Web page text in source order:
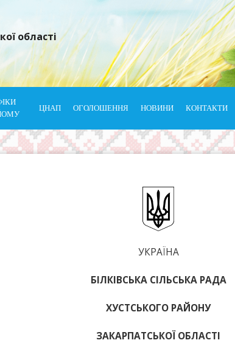
області
ЦНАП ОГОЛОШЕННЯ НОВИНИ КОНТАКТИ
УКРАЇНА
БІЛКІВСЬКА СІЛЬСЬКА РАДА
ХУСТСЬКОГО РАЙОНУ
ЗАКАРПАТСЬКОЇ ОБЛАСТІ